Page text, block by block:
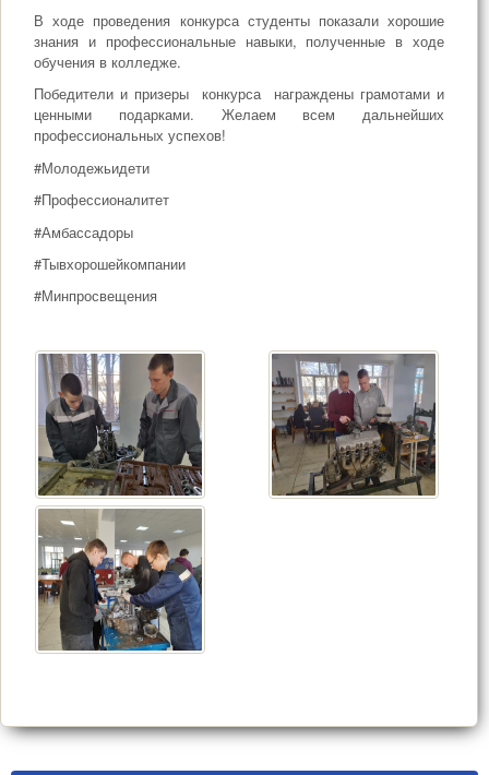
В ходе проведения конкурса студенты показали хорошие
знания и профессиональные навыки, полученные в ходе
обучения в колледже.
Победители и призеры конкурса награждены грамотами и
ценными подарками. Желаем всем дальнейших
профессиональных успехов!
#Молодежьидети
#Профессионалитет
#Амбассадоры
#Тывхорошейкомпании
#Минпросвещения